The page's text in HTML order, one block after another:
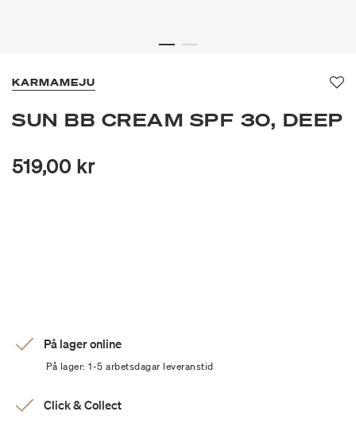
KARMAMEJU
SUN BB CREAM SPF 30, DEEP
519,00 kr
På lager online
På lager: 1-5 arbetsdagar leveranstid
Click & Collect